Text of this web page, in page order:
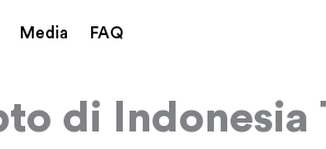
Media FAQ
di Indonesia